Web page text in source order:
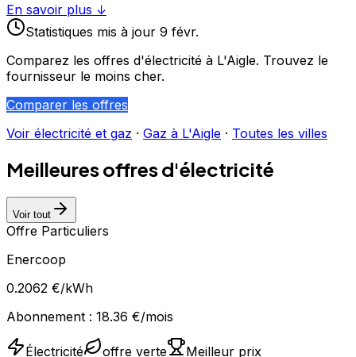
En savoir plus ↓
Statistiques mis à jour 9 févr.
Comparez les offres d'électricité à L'Aigle. Trouvez le
fournisseur le moins cher.
Comparer les offres
Voir électricité et gaz · Gaz à L'Aigle · Toutes les villes
Meilleures offres d'électricité
Voir tout
Offre Particuliers
Enercoop
0.2062 €/kWh
Abonnement : 18.36 €/mois
Électricité offre verte Meilleur prix